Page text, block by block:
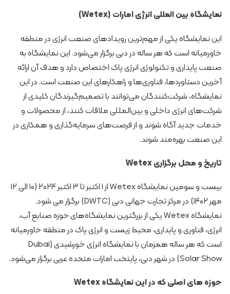
نمایشگاه بین المللی انرژی امارات (Wetex)
این نمایشگاه یکی از مهم‌ترین رویدادهای صنعت انرژی در منطقه
خاورمیانه است که هر ساله در دبی برگزار می‌شود. این نمایشگاه به
صنعت پایداری و تکنولوژی انرژی پاک اختصاص دارد و هدف آن ارائه
آخرین دستاوردها، فناوری‌ها و راهکارهای این صنعت است. در این
نمایشگاه، شرکت‌کنندگان می‌توانند با تصمیم‌گیرندگان کلیدی از
شرکت‌های انرژی داخلی و بین‌المللی ملاقات کنند، از محصولات و
خدمات جدید آگاه شوند و از فرصت‌های سرمایه‌گذاری و همکاری در
این صنعت بهره‌مند شوند.
تاریخ و محل برگزاری Wetex
بیست و سومین نمایشگاه Wetex از ۱ اکتبر تا ۳ اکتبر ۲۰۲۴ (۱۰ الی ۱۲
مهر ۱۴۰۲) در مرکز تجارت جهانی دبی (DWTC) برگزار می شود.
نمایشگاه Wetex یکی از بزرگترین نمایشگاه‌های حوزه صنایع آب،
انرژی، فناوری و پایداری، محیط زیست و انرژی پاک در منطقه خاورمیانه
است که هر ساله همزمان با نمایشگاه انرژی خورشیدی (Dubai
Solar Show) در شهر دبی، پایتخت امارات متحده عربی برگزار می‌شود.
حوزه های اصلی که در این نمایشگاه Wetex